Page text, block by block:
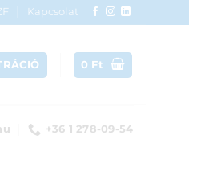
Kapcsolat
0 Ft
+36 1 278-09-54